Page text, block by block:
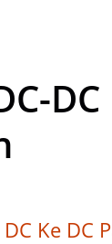
DC
Ke DC